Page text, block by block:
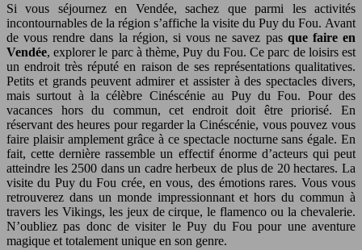
Si vous séjournez en Vendée, sachez que parmi les activités
incontournables de la région s’affiche la visite du Puy du Fou. Avant
de vous rendre dans la région, si vous ne savez pas que faire en
Vendée, explorer le parc à thème, Puy du Fou. Ce parc de loisirs est
un endroit très réputé en raison de ses représentations qualitatives.
Petits et grands peuvent admirer et assister à des spectacles divers,
mais surtout à la célèbre Cinéscénie au Puy du Fou. Pour des
vacances hors du commun, cet endroit doit être priorisé. En
réservant des heures pour regarder la Cinéscénie, vous pouvez vous
faire plaisir amplement grâce à ce spectacle nocturne sans égale. En
fait, cette dernière rassemble un effectif énorme d’acteurs qui peut
atteindre les 2500 dans un cadre herbeux de plus de 20 hectares. La
visite du Puy du Fou crée, en vous, des émotions rares. Vous vous
retrouverez dans un monde impressionnant et hors du commun à
travers les Vikings, les jeux de cirque, le flamenco ou la chevalerie.
N’oubliez pas donc de visiter le Puy du Fou pour une aventure
magique et totalement unique en son genre.